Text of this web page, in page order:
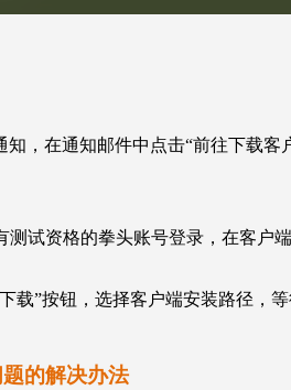
，在通知邮件中点击“前往下载
试资格的拳头账号登录，在客户
载”按钮，选择客户端安装路径，
的解决办法